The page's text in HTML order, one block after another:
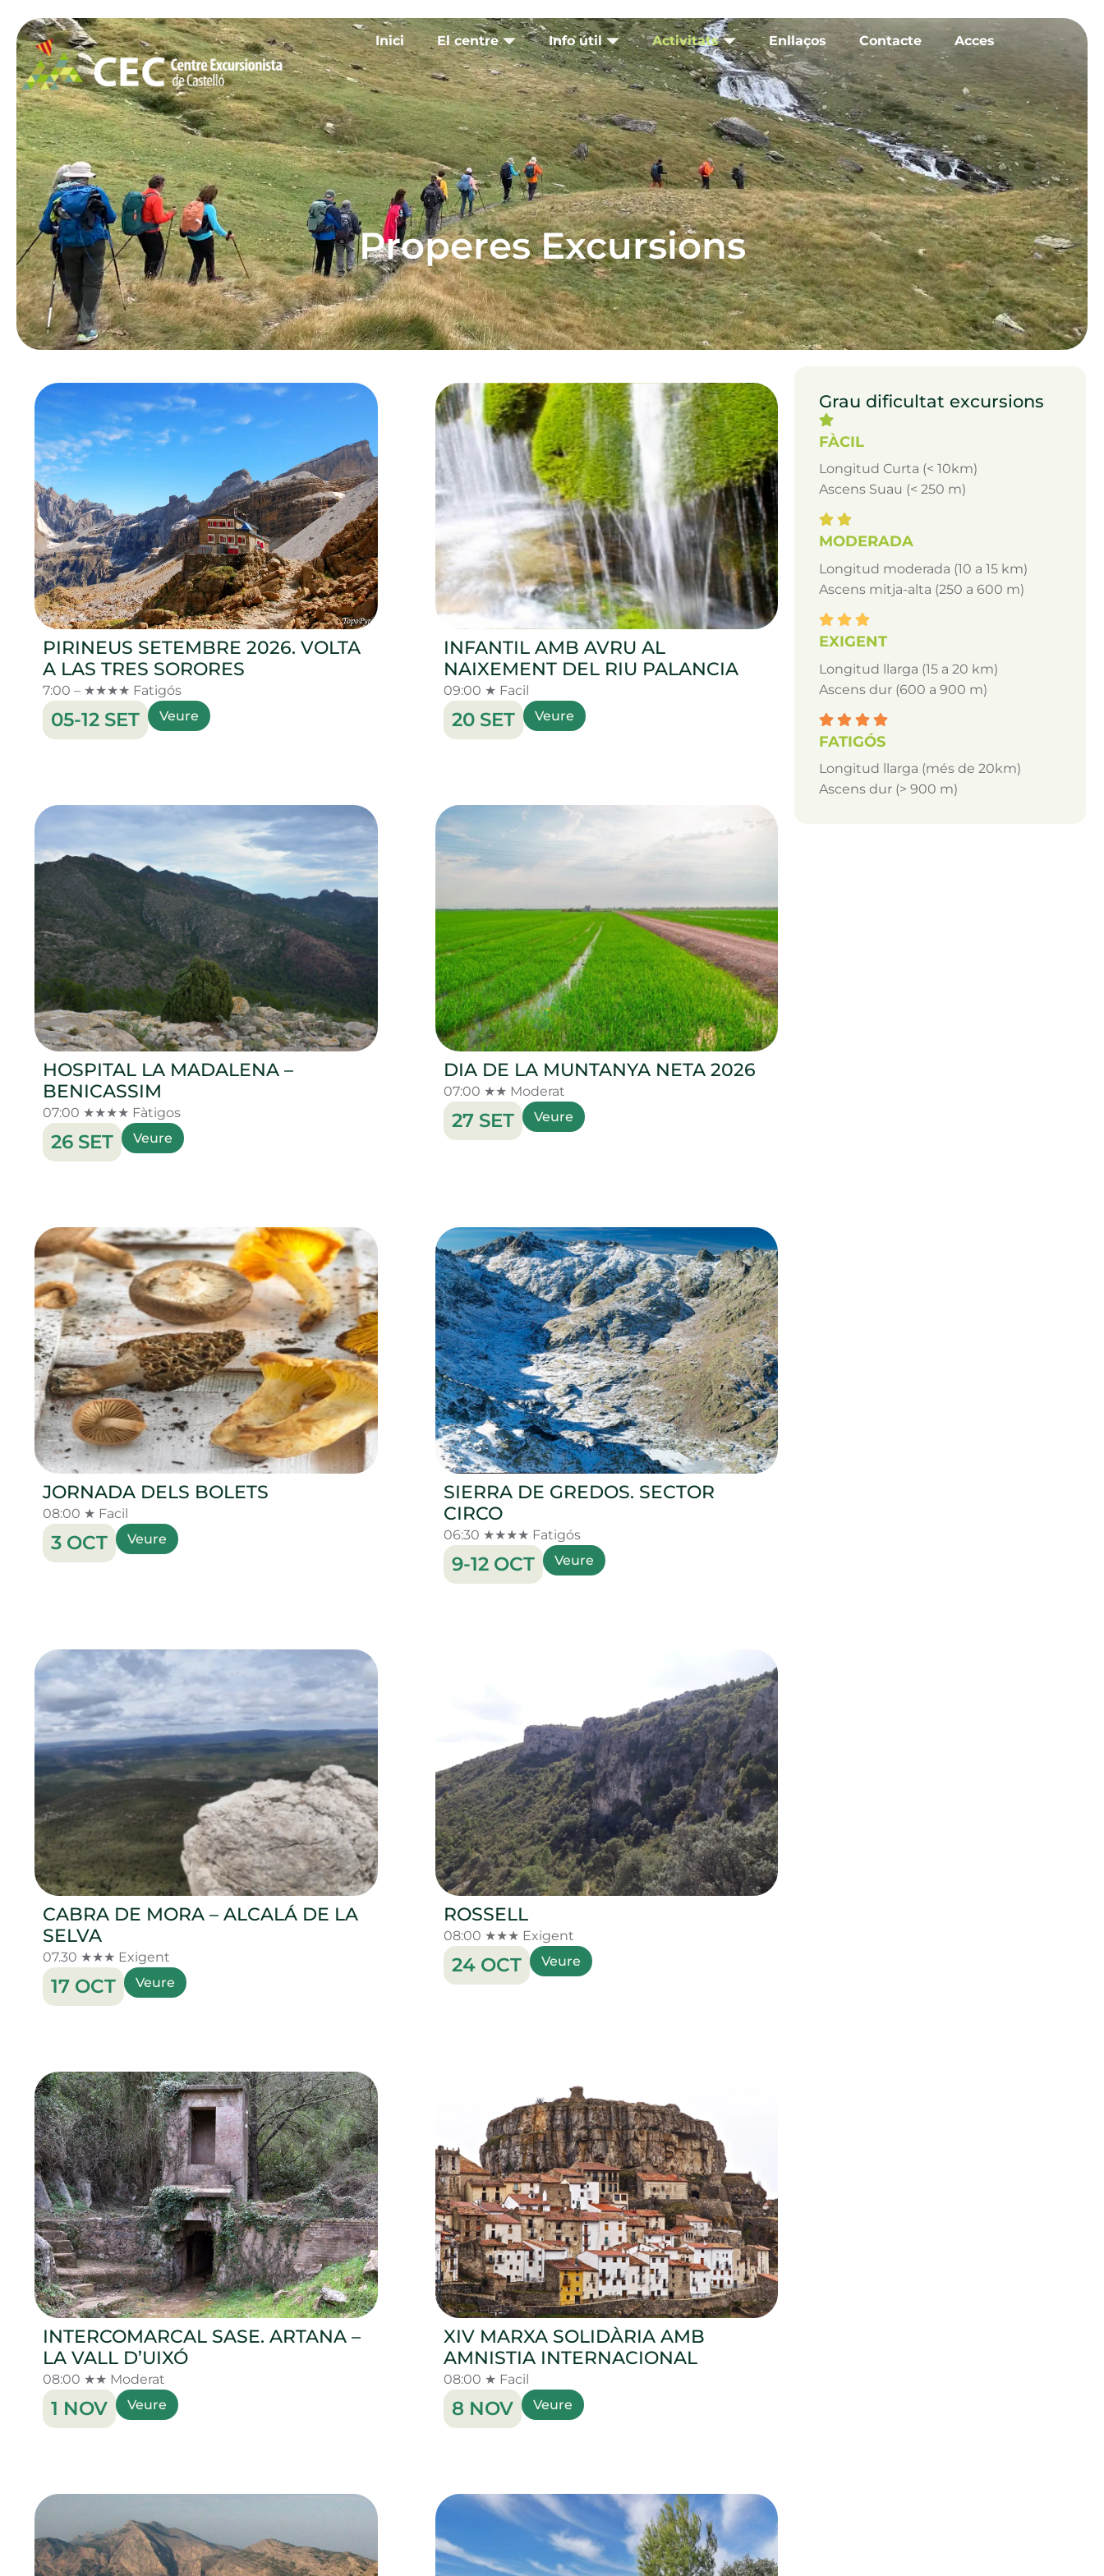
Inici El centre Info útil Activitats Enllaços Contacte Acces
Properes Excursions
PIRINEUS SETEMBRE 2026. VOLTA
A LAS TRES SORORES
7:00 – ★★★★ Fatigós
05-12 SET Veure
INFANTIL AMB AVRU AL
NAIXEMENT DEL RIU PALANCIA
09:00 ★ Facil
20 SET Veure
HOSPITAL LA MADALENA –
BENICASSIM
07:00 ★★★★ Fàtigos
26 SET Veure
DIA DE LA MUNTANYA NETA 2026
07:00 ★★ Moderat
27 SET Veure
JORNADA DELS BOLETS
08:00 ★ Facil
3 OCT Veure
SIERRA DE GREDOS. SECTOR
CIRCO
06:30 ★★★★ Fatigós
9-12 OCT Veure
CABRA DE MORA – ALCALÁ DE LA
SELVA
07.30 ★★★ Exigent
17 OCT Veure
ROSSELL
08:00 ★★★ Exigent
24 OCT Veure
INTERCOMARCAL SASE. ARTANA –
LA VALL D’UIXÓ
08:00 ★★ Moderat
1 NOV Veure
XIV MARXA SOLIDÀRIA AMB
AMNISTIA INTERNACIONAL
08:00 ★ Facil
8 NOV Veure
Grau dificultat excursions
FÀCIL
Longitud Curta (< 10km)
Ascens Suau (< 250 m)
MODERADA
Longitud moderada (10 a 15 km)
Ascens mitja-alta (250 a 600 m)
EXIGENT
Longitud llarga (15 a 20 km)
Ascens dur (600 a 900 m)
FATIGÓS
Longitud llarga (més de 20km)
Ascens dur (> 900 m)